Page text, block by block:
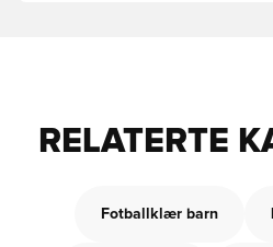
RELATERTE
Fotballklær barn